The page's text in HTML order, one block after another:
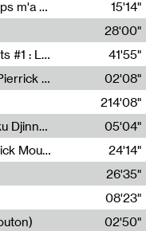
Impossible de savoir combien de temps m'a échappé
15'14"
28'00"
Sous le paysage - Habiter les éléments #1 : Les éléments et les débordements du vivant
41'55"
Simb Gaïdé ou la danse du faux lion (Pierrick Mouton)
02'08"
214'08"
Non à l'émigration Clandestine - Rukku Djinne Squad (Eden Tinto Collins)
05'04"
Mama Counda, l'esprit du puits - Pierrick Mouton
24'14"
26'35"
08'23"
02'50"